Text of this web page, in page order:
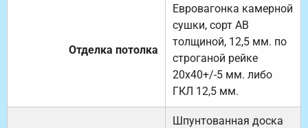
Отделка потолка
Евровагонка камерной
сушки, сорт АВ
толщиной, 12,5 мм. по
строганой рейке
20х40+/-5 мм. либо
ГКЛ 12,5 мм.
Шпунтованная доска